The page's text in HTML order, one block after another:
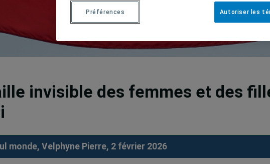
invisible des femmes et des
monde, Velphyne Pierre, 2 février 2026
Autoriser les
Préférences